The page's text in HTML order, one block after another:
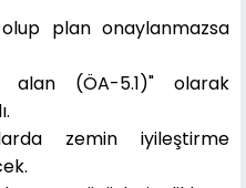
plan onaylanmazsa
alan (ÖA-5.1)" olarak
zemin iyileştirme